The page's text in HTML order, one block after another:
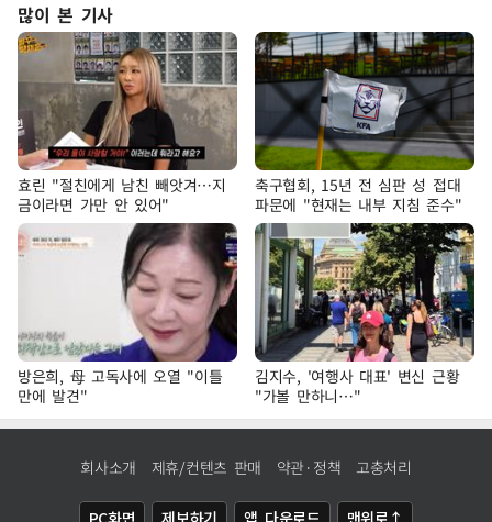
많이 본 기사
효린 "절친에게 남친 빼앗겨…지
금이라면 가만 안 있어"
축구협회, 15년 전 심판 성 접대
파문에 "현재는 내부 지침 준수"
방은희, 母 고독사에 오열 "이틀
만에 발견"
김지수, '여행사 대표' 변신 근황
"가볼 만하니…"
회사소개 제휴/컨텐츠 판매 약관·정책 고충처리